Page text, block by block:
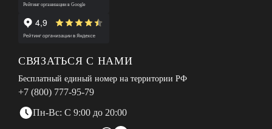
Рейтинг организации в Google
СВЯЗАТЬСЯ С НАМИ
Бесплатный единый номер на территории РФ
+7 (800) 777-95-79
Пн-Вс: С 9:00 до 20:00